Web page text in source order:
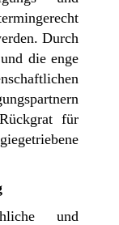
Durch
die enge
für
und